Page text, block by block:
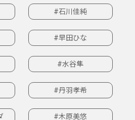
#石川佳純
#早田ひな
#水谷隼
#丹羽孝希
#木原美悠